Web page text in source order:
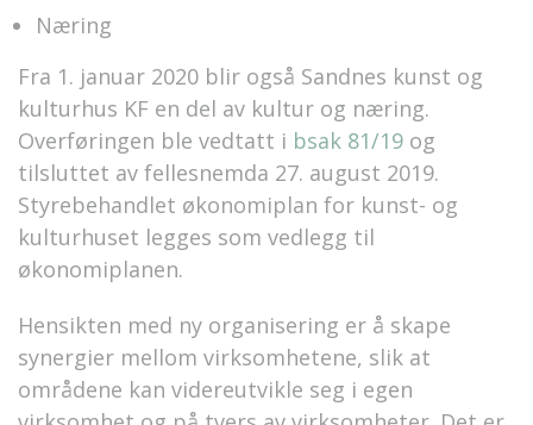
Næring
Fra 1. januar 2020 blir også Sandnes kunst og
kulturhus KF en del av kultur og næring.
Overføringen ble vedtatt i bsak 81/19 og
tilsluttet av fellesnemda 27. august 2019.
Styrebehandlet økonomiplan for kunst- og
kulturhuset legges som vedlegg til
økonomiplanen.
Hensikten med ny organisering er å skape
synergier mellom virksomhetene, slik at
områdene kan videreutvikle seg i egen